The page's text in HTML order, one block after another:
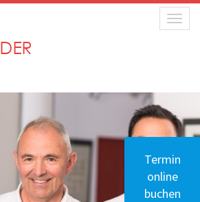
Termin
online
buchen